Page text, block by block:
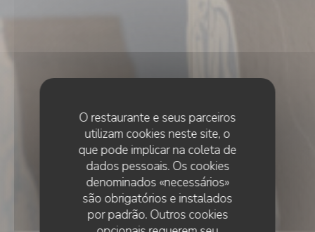
O restaurante e seus parceiros
utilizam cookies neste site, o
que pode implicar na coleta de
dados pessoais. Os cookies
denominados «necessários»
são obrigatórios e instalados
por padrão. Outros cookies